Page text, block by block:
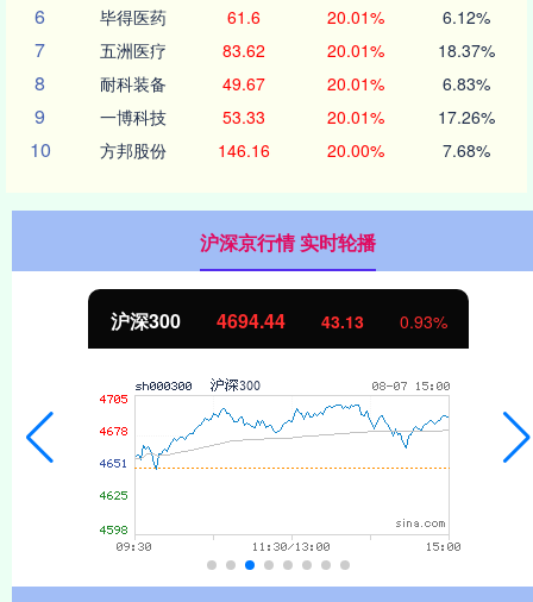
6 毕得医药 61.6 20.01% 6.12%
7 五洲医疗 83.62 20.01% 18.37%
8 耐科装备 49.67 20.01% 6.83%
9 一博科技 53.33 20.01% 17.26%
10 方邦股份 146.16 20.00% 7.68%
沪深京行情 实时轮播
沪深300 4694.44 43.13 0.93%